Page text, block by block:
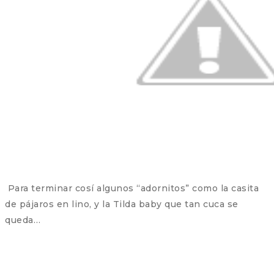
Para terminar cosí algunos “adornitos” como la casita
de pájaros en lino, y la Tilda baby que tan cuca se
queda…